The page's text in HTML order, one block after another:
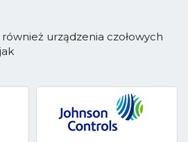
urządzenia czołowych